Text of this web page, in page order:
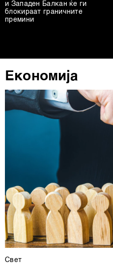
и Западен Балкан ќе ги
блокираат граничните
премини
Економија
Свет